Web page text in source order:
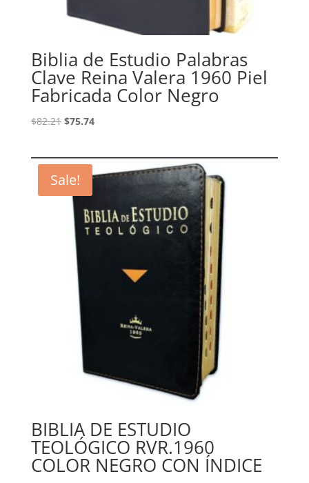
Biblia de Estudio Palabras
Clave Reina Valera 1960 Piel
Fabricada Color Negro
$82.21 Original
$82.21.
$75.74Current
$75.74.
Sale!
BIBLIA DE ESTUDIO
TEOLÓGICO RVR.1960
COLOR NEGRO CON ÍNDICE